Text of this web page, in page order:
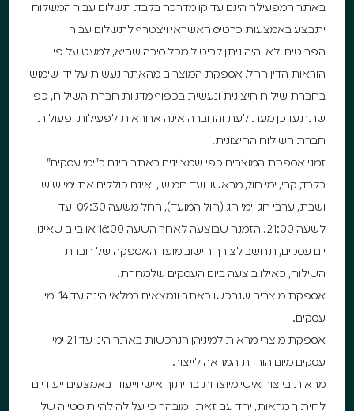
באתר המפעילה הינם עד קו מדרכה בלבד. תשלום עבור המשלוח
יתבצע באמצעות כרטיס האשראי ויצטרף לתשלום עבור
הפריטים ולא יהיה ניתן לביטול מכל סיבה שהיא, למעט על פי
הוראות הדין החל. אספקת המוצרים מהאתר נעשית על ידי שימוש
בחברת שילוח חיצונית ונעשית בכפוף מדניות חברת השילוח, כפי
שתתעדכן מעת לעת והחברה אינה אחראית לפעילות ופעולות
חברת השילוח החיצונית.
זמני אספקת המוצרים כפי שמצוינים באתר הינם ב”ימי עסקים”
בלבד, קרי, ימי חול, מראשון ועד חמישי, ואינם כוללים את ימי שישי
ושבת, ערבי חג וימי חג (חול המועד), החל משעה 09:30 ועד
לשעה 21:00. הזמנה שבוצעה לאחר השעה 16:00 או ביום שאינו
יום עסקים, תחשב לצורך חישוב מועד האספקה של חברת
השילוח, כאילו בוצעה ביום העסקים שלמחרת.
אספקת מוצרים שנרכשו באתר ונמצאים במלאי הינה עד 14 ימי
עסקים.
אספקת מוצרי מראות למיניהן הנרכשות באתר הינו עד 21 ימי
עסקים מיום הורדת המראה לייצור.
מראות בייצור אישי מיוצרות בחיתוך אישי וייעודי באמצעים ייעודיים
לחיתוך מראות, יחד עם זאת, מובהר כי עלולה להיות סטייה של